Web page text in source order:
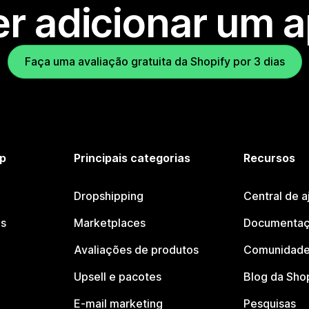
adicionar um
Faça uma avaliação gratuita da Shopify por 3 dias
Principais categorias
Dropshipping
Marketplaces
Avaliações de produtos
Upsell e pacotes
E-mail marketing
Recursos
Central de
Blog da
Pesquisas